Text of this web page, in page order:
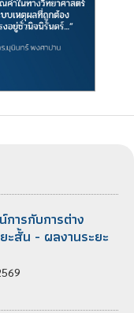
ารกับการต่าง
ะสั้น - ผลงานระยะ